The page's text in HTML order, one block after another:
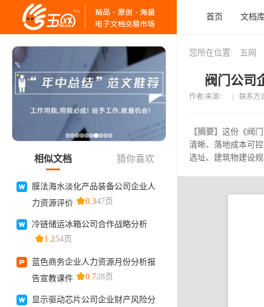
首页 文档
您所在位置: 五网
阀门公司
作者/来源： 联系方
【摘要】 这份《阀
清晰、落地成本可
选址、建筑物建设